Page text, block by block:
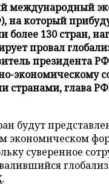
международный
на который
более 130 стран,
провал
президента
экономическому
странами, глава
будут
экономическом
суверенное
.